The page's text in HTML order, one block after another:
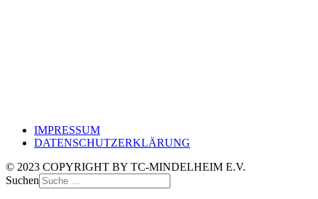
IMPRESSUM
DATENSCHUTZERKLÄRUNG
© 2023 COPYRIGHT BY TC-MINDELHEIM E.V.
Suchen